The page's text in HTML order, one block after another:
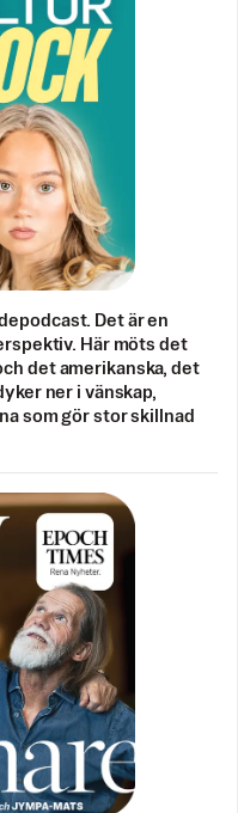
Det är en
Här möts det
det amerikanska, det
ner i vänskap,
som gör stor skillnad